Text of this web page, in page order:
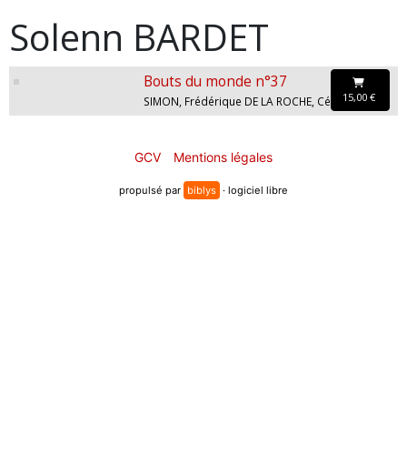
Solenn BARDET
Bouts du monde n°37
SIMON, Frédérique DE LA ROCHE, Cédric TINTEROFF, Samuel CHARDON, Thibault DELAVIGNE, Hélène BALCER, Jean-Louis OZSVATH, Geoffroy LARCHER, Laure GAULMER, Solenn BARDET, Simon HUREAU, Didier DROUET, Mariette PAU, Quentin MONEIN
15,00 €
GCV Mentions légales
propulsé par biblys · logiciel libre